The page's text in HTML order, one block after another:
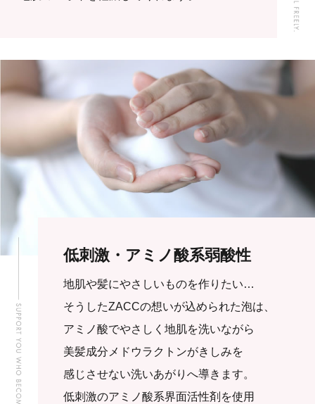
低刺激・アミノ酸系弱酸性
地肌や髪にやさしいものを作りたい…
そうしたZACCの想いが込められた泡は、
アミノ酸でやさしく地肌を洗いながら
美髪成分メドウラクトンがきしみを
感じさせない洗いあがりへ導きます。
低刺激のアミノ酸系界面活性剤を使用